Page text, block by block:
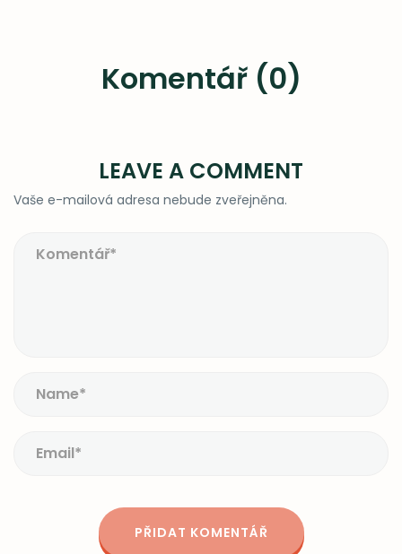
Komentář (0)
LEAVE A COMMENT
Vaše e-mailová adresa nebude zveřejněna.